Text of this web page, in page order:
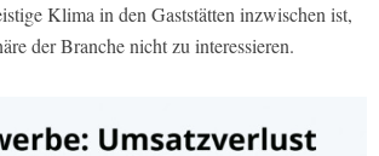
Klima in den Gaststätten inzwischen ist,
der Branche nicht zu interessieren.